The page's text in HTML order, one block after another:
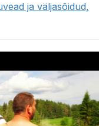
ja väljasõidud,